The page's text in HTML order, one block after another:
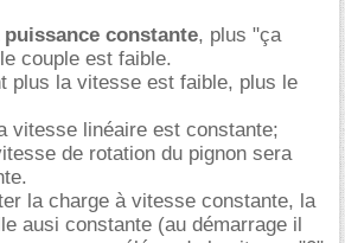
puissance constante, plus "ça
couple est faible.
plus la vitesse est faible, plus le
vitesse linéaire est constante;
de rotation du pignon sera
la charge à vitesse constante, la
ausi constante (au démarrage il